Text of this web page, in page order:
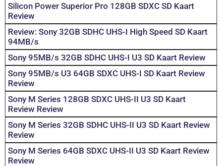
Silicon Power Superior Pro 128GB SDXC SD Kaart
Review
Review: Sony 32GB SDHC UHS-I High Speed SD Kaart
94MB/s
Sony 95MB/s 32GB SDHC UHS-I U3 SD Kaart Review
Sony 95MB/s U3 64GB SDXC UHS-I SD Kaart Review
Review
Sony M Series 128GB SDXC UHS-II U3 SD Kaart
Review Review
Sony M Series 32GB SDHC UHS-II U3 SD Kaart Review
Review
Sony M Series 64GB SDXC UHS-II U3 SD Kaart Review
Review